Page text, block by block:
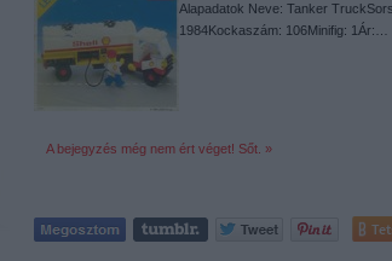
Alapadatok Neve: Tanker
1984Kockaszám: 106Minifig: 1Ár:…
A bejegyzés még nem ért véget! Sőt. »